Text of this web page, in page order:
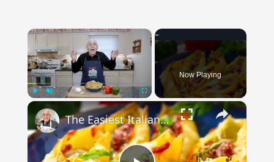
×
Fullscreen
Now Playing
×
The Easiest Italian Stuffed Shells You’ll Ever Make (With Sausage & Peppers!)